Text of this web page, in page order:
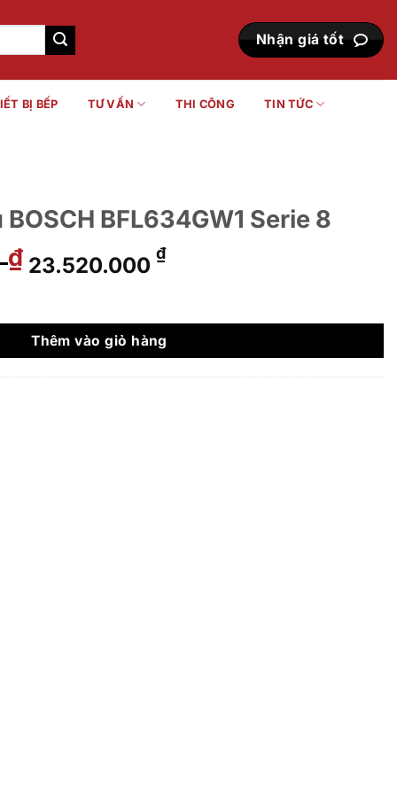
Nhận giá tốt
BỊ BẾP TƯ VẤN THI CÔNG TIN TỨC
BFL634GW1 Serie 8
₫ Giá
gốc
29.500.000 ₫.
23.520.000 ₫Giá
là:
23.520.000 ₫.
Thêm vào giỏ hàng